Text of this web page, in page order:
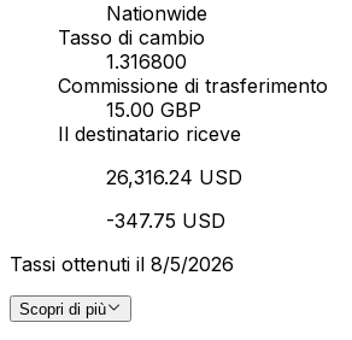
Nationwide
Tasso di cambio
1.316800
Commissione di trasferimento
15.00 GBP
Il destinatario riceve
26,316.24 USD
-347.75 USD
Tassi ottenuti il 8/5/2026
Scopri di più